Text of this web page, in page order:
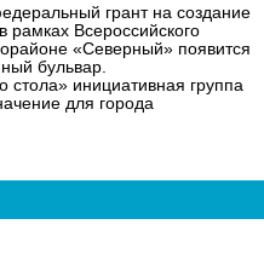
грант на создание
Всероссийского
«Северный» появится
бульвар.
стола» инициативная группа
для города